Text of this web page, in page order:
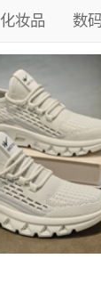
化妆品 数